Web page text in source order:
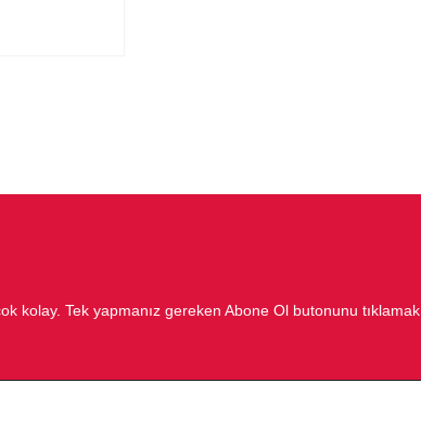
kolay. Tek yapmanız gereken Abone Ol butonunu tıklamak.